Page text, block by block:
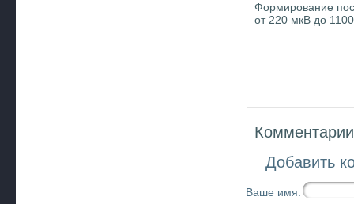
Формирование
от 220 мкВ до
Добавить
Ваше имя: